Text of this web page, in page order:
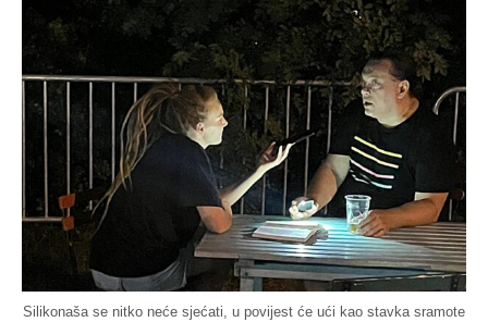
Silikonaša se nitko neće sjećati, u povijest će ući kao stavka sramote